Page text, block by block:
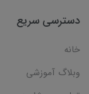
دسترسی سریع
خانه
وبلاگ آموزشی